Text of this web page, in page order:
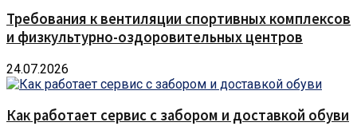
Требования к вентиляции спортивных комплексов
и физкультурно-оздоровительных центров
24.07.2026
Как работает сервис с забором и доставкой обуви